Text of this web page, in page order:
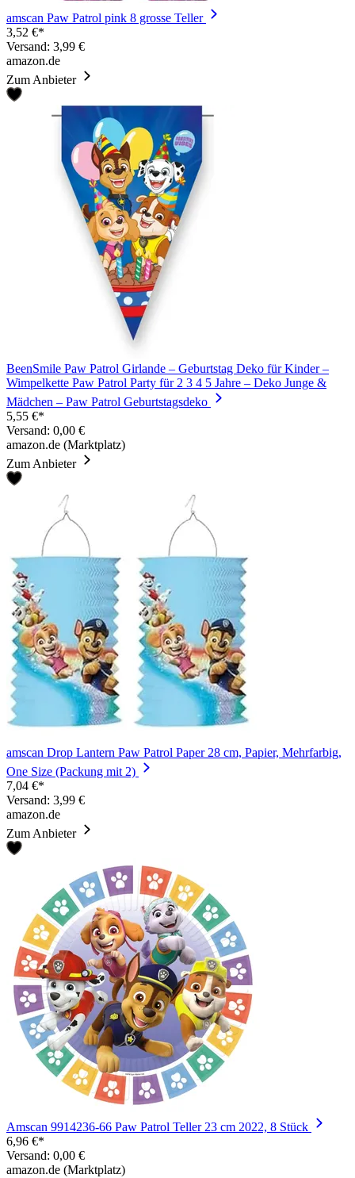
amscan Paw Patrol pink 8 grosse Teller
3,52 €*
Versand: 3,99 €
amazon.de
Zum Anbieter
BeenSmile Paw Patrol Girlande – Geburtstag Deko für Kinder –
Wimpelkette Paw Patrol Party für 2 3 4 5 Jahre – Deko Junge &
Mädchen – Paw Patrol Geburtstagsdeko
5,55 €*
Versand: 0,00 €
amazon.de (Marktplatz)
Zum Anbieter
amscan Drop Lantern Paw Patrol Paper 28 cm, Papier, Mehrfarbig,
One Size (Packung mit 2)
7,04 €*
Versand: 3,99 €
amazon.de
Zum Anbieter
Amscan 9914236-66 Paw Patrol Teller 23 cm 2022, 8 Stück
6,96 €*
Versand: 0,00 €
amazon.de (Marktplatz)